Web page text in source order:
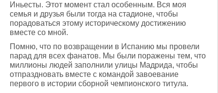
Иньесты. Этот момент стал особенным. Вся моя
семья и друзья были тогда на стадионе, чтобы
порадоваться этому историческому достижению
вместе со мной.
Помню, что по возвращении в Испанию мы провели
парад для всех фанатов. Мы были поражены тем, что
миллионы людей заполнили улицы Мадрида, чтобы
отпраздновать вместе с командой завоевание
первого в истории сборной чемпионского титула.